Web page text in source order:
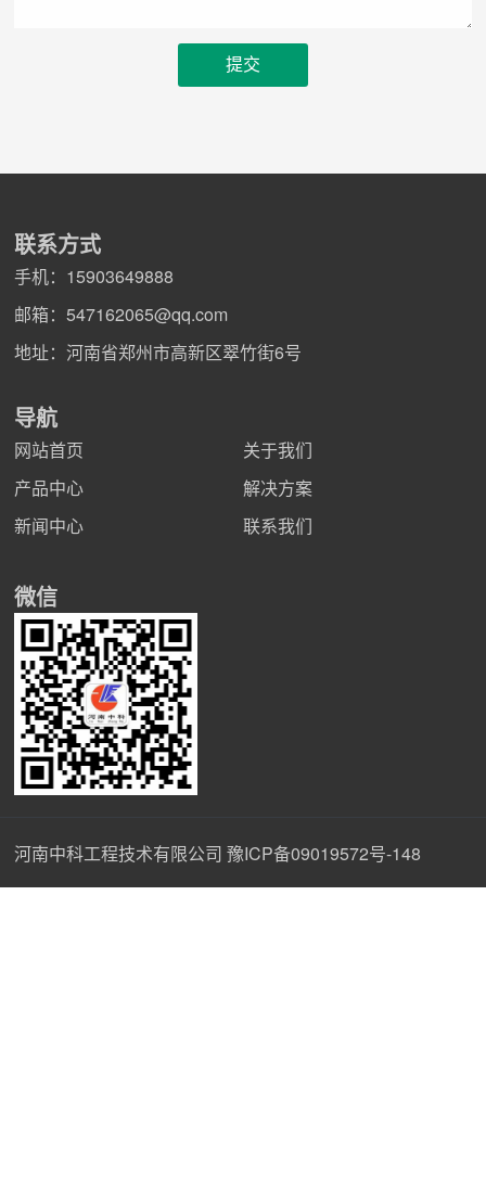
联系方式
手机： 15903649888
邮箱：547162065@qq.com
地址：河南省郑州市高新区翠竹街6号
导航
网站首页
关于我们
产品中心
解决方案
新闻中心
联系我们
微信
河南中科工程技术有限公司豫ICP备09019572号-148